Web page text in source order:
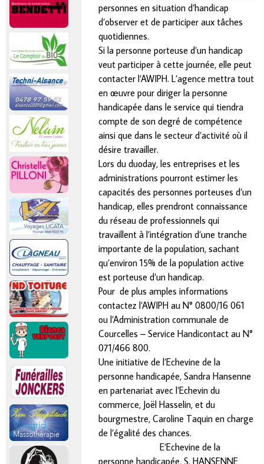
personnes en situation d’handicap
d’observer et de participer aux tâches
quotidiennes.
Si la personne porteuse d’un handicap
veut participer à cette journée, elle peut
contacter l’AWIPH. L’agence mettra tout
en œuvre pour diriger la personne
handicapée dans le service qui tiendra
compte de son degré de compétence
ainsi que dans le secteur d’activité où il
désire travailler.
Lors du duoday, les entreprises et les
administrations pourront estimer les
capacités des personnes porteuses d’un
handicap, elles prendront connaissance
du réseau de professionnels qui
travaillent à l’intégration d’une tranche
importante de la population, sachant
qu’environ 15% de la population active
est porteuse d’un handicap.
Pour de plus amples informations
contactez l’AWIPH au N° 0800/16 061
ou l’Administration communale de
Courcelles – Service Handicontact au N°
071/466 800.
Une initiative de l’Echevine de la
personne handicapée, Sandra Hansenne
en partenariat avec l’Echevin du
commerce, Joël Hasselin, et du
bourgmestre, Caroline Taquin en charge
de l’égalité des chances.
E’Echevine de la
personne handicapée,S. HANSENNE